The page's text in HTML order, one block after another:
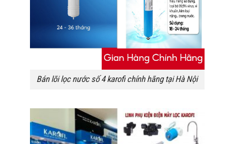
Bán lõi lọc nước số 4 karofi chính hãng tại Hà Nội